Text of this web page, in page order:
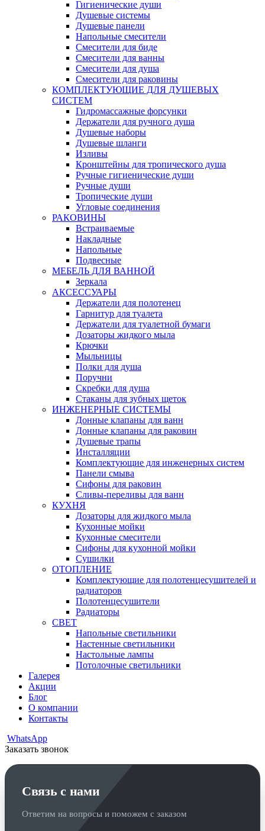
Гигиенические души
Душевые системы
Душевые панели
Напольные смесители
Смесители для биде
Смесители для ванны
Смесители для душа
Смесители для раковины
КОМПЛЕКТУЮЩИЕ ДЛЯ ДУШЕВЫХ
СИСТЕМ
Гидромассажные форсунки
Держатели для ручного душа
Душевые наборы
Душевые шланги
Изливы
Кронштейны для тропического душа
Ручные гигиенические души
Ручные души
Тропические души
Угловые соединения
РАКОВИНЫ
Встраиваемые
Накладные
Напольные
Подвесные
МЕБЕЛЬ ДЛЯ ВАННОЙ
Зеркала
АКСЕССУАРЫ
Держатели для полотенец
Гарнитур для туалета
Держатели для туалетной бумаги
Дозаторы жидкого мыла
Крючки
Мыльницы
Полки для душа
Поручни
Скребки для душа
Стаканы для зубных щеток
ИНЖЕНЕРНЫЕ СИСТЕМЫ
Донные клапаны для ванн
Донные клапаны для раковин
Душевые трапы
Инсталляции
Комплектующие для инженерных систем
Панели смыва
Сифоны для раковин
Сливы-переливы для ванн
КУХНЯ
Дозаторы для жидкого мыла
Кухонные мойки
Кухонные смесители
Сифоны для кухонной мойки
Сушилки
ОТОПЛЕНИЕ
Комплектующие для полотенцесушителей и
радиаторов
Полотенцесушители
Радиаторы
СВЕТ
Напольные светильники
Настенные светильники
Настольные лампы
Потолочные светильники
Галерея
Акции
Блог
О компании
Контакты
WhatsApp
Заказать звонок
Связь с нами
Ответим на вопросы и поможем с заказом